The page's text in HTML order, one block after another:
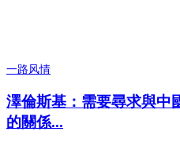
一路风情
澤倫斯基：需要尋求與中
的關係...